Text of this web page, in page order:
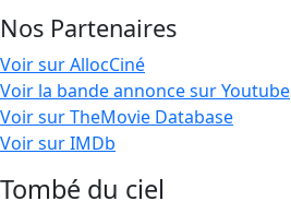
Nos Partenaires
Voir sur AllocCiné
Voir la bande annonce sur Youtube
Voir sur TheMovie Database
Voir sur IMDb
Tombé du ciel